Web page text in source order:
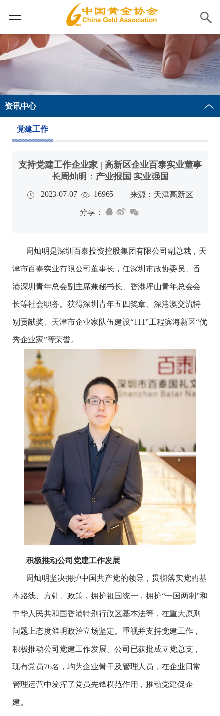
资讯中心
党建工作
支持党建工作企业家 | 高新区企业百泰实业董事
长周灿明：产业报国 实业强国
2023-07-07 16965 来源：天津高新区
分享：
周灿明是深圳百泰投资控股集团有限公司副总裁，天
津市百泰实业有限公司董事长，任深圳市政协委员、香
港深圳青年总会副主席兼秘书长、香港坪山青年总会会
长等社会职务。获得深圳青年五四奖章、深港澳交流特
别贡献奖、天津市企业家队伍建设“111”工程滨海新区“优
秀企业家”等荣誉。
积极推动公司党建工作发展
周灿明坚决拥护中国共产党的领导，贯彻落实党的基
本路线、方针、政策，拥护祖国统一，拥护“一国两制”和
中华人民共和国香港特别行政区基本法等，在重大原则
问题上态度鲜明政治立场坚定。重视并支持党建工作，
积极推动公司党建工作发展。公司已获批成立党总支，
现有党员76名，均为企业骨干及管理人员，在企业日常
管理运营中发挥了党员先锋模范作用，推动党建促企
建。